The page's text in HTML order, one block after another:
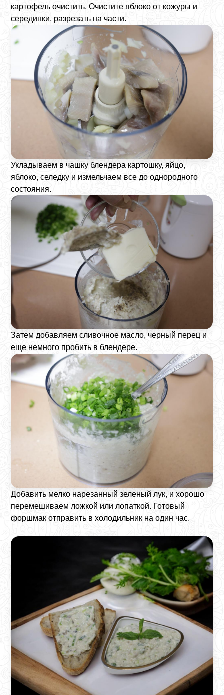
картофель очистить. Очистите яблоко от кожуры и
серединки, разрезать на части.
Укладываем в чашку блендера картошку, яйцо,
яблоко, селедку и измельчаем все до однородного
состояния.
Затем добавляем сливочное масло, черный перец и
еще немного пробить в блендере.
Добавить мелко нарезанный зеленый лук, и хорошо
перемешиваем ложкой или лопаткой. Готовый
форшмак отправить в холодильник на один час.